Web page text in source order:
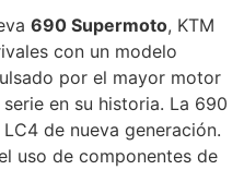
690 Supermoto, KTM
con un modelo
por el mayor motor
en su historia. La 690
de nueva generación.
uso de componentes de